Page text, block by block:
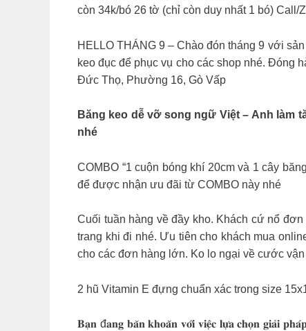
còn 34k/bó 26 tờ (chỉ còn duy nhất 1 bó) Call/
HELLO THÁNG 9 – Chào đón tháng 9 với
keo đục để phục vụ cho các shop nhé. Đóng
Đức Thọ, Phường 16, Gò Vấp
Băng keo dễ vỡ song ngữ Việt – Anh làm
nhé
COMBO “1 cuộn bóng khí 20cm và 1 cây
để được nhận ưu đãi từ COMBO này nhé
Cuối tuần hàng về đầy kho. Khách cứ nổ
trang khi đi nhé. Ưu tiên cho khách mua
cho các đơn hàng lớn. Ko lo ngại về cước
2 hũ Vitamin E đựng chuẩn xác trong size
𝐁𝐚̣𝐧 đ𝐚𝐧𝐠 𝐛𝐚̆𝐧 𝐤𝐡𝐨𝐚̆𝐧 𝐯𝐨̛́𝐢 𝐯𝐢𝐞̣̂𝐜 𝐥𝐮̛̣𝐚 𝐜𝐡𝐨̣𝐧 𝐠𝐢𝐚̉𝐢